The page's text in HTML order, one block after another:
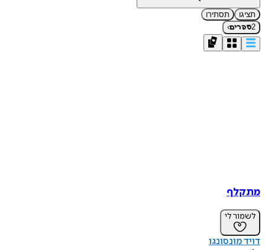
תציגו
תסתירו
2ספרים›
מתקלף
לשמור לי
דויד מונסונגו